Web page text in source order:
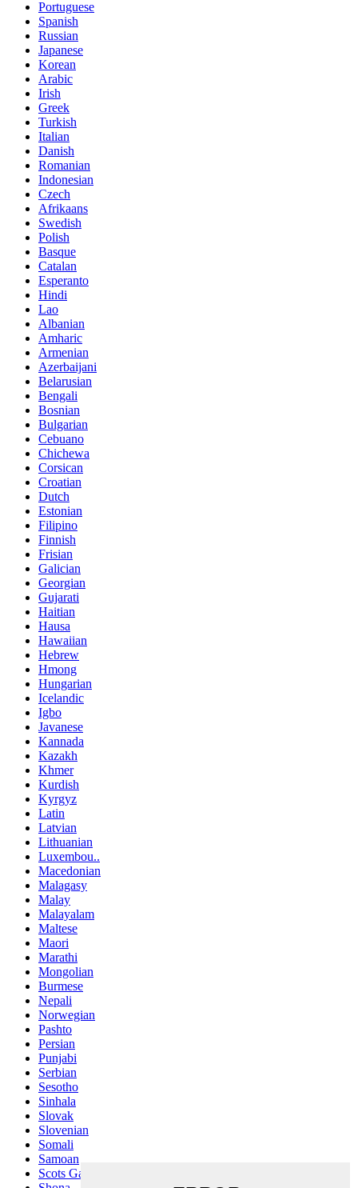
Portuguese
Spanish
Russian
Japanese
Korean
Arabic
Irish
Greek
Turkish
Italian
Danish
Romanian
Indonesian
Czech
Afrikaans
Swedish
Polish
Basque
Catalan
Esperanto
Hindi
Lao
Albanian
Amharic
Armenian
Azerbaijani
Belarusian
Bengali
Bosnian
Bulgarian
Cebuano
Chichewa
Corsican
Croatian
Dutch
Estonian
Filipino
Finnish
Frisian
Galician
Georgian
Gujarati
Haitian
Hausa
Hawaiian
Hebrew
Hmong
Hungarian
Icelandic
Igbo
Javanese
Kannada
Kazakh
Khmer
Kurdish
Kyrgyz
Latin
Latvian
Lithuanian
Luxembou..
Macedonian
Malagasy
Malay
Malayalam
Maltese
Maori
Marathi
Mongolian
Burmese
Nepali
Norwegian
Pashto
Persian
Punjabi
Serbian
Sesotho
Sinhala
Slovak
Slovenian
Somali
Samoan
Scots Gaelic